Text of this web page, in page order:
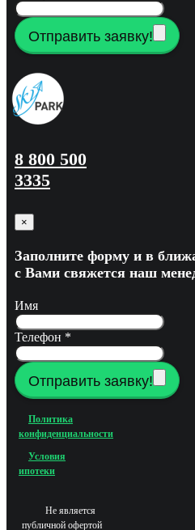
Отправить заявку!
8 800 500
3335
×
Заполните форму и в
с Вами свяжется наш
Имя
Телефон *
Отправить заявку!
Политика
конфиденциальности
Условия
ипотеки
Не является
публичной офертой